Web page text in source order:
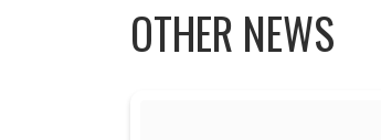
OTHER NEWS